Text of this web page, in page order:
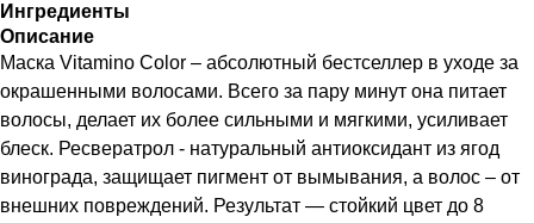
Ингредиенты
Описание
Маска Vitamino Color – абсолютный бестселлер в уходе за
окрашенными волосами. Всего за пару минут она питает
волосы, делает их более сильными и мягкими, усиливает
блеск. Ресвератрол - натуральный антиоксидант из ягод
винограда, защищает пигмент от вымывания, а волос – от
внешних повреждений. Результат — стойкий цвет до 8